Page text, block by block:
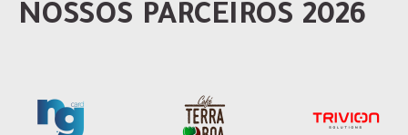
NOSSOS PARCEIROS 2026